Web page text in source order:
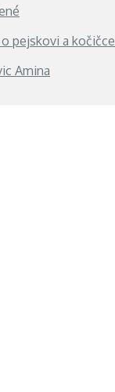
pejskovi a kočičce
Amina